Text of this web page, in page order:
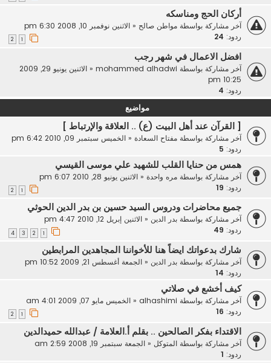
أركان الحج ومناسكه
آخر مشاركة بواسطة مواطن صالح« الاثنين نوفمبر 10, 2008 6:30 pm
ردود: 24
افضل الاعمال في شهر رجب
آخر مشاركة بواسطة mohammed alhadwi
«
الاثنين يونيو 29, 2009
10:25 pm
ردود: 4
مواضيع
[ القرآن عند أهل البيت (ع) .. العلاقة والإرتباط ]
آخر مشاركة بواسطة مفتاح السعادة« الخميس سبتمبر 09, 2010 6:42 pm
ردود: 5
همس من حنايا القلب للشهيد علي موسى القيسي
آخر مشاركة بواسطة مره واحدة« الاثنين يونيو 28, 2010 6:07 pm
ردود: 19
جميع محاضرات ودروس السيد حسين بن بدر الدين الحوثي
آخر مشاركة بواسطة بدر الدين« الاثنين إبريل 12, 2010 4:47 pm
ردود: 49
3
4
شارك بدعواتك ايضاً هنا للأخواننا المجاهدين المرابطين
آخر مشاركة بواسطة بدر الدين« الجمعة أغسطس 21, 2009 10:52 pm
ردود: 14
كيف أخشع في صلاتي
آخر مشاركة بواسطة alhashimi
« الخميس مايو 07, 2009 4:01 am
ردود: 16
الاقتداء بفكر الصالحين .. بقلم أ.العلامة / عبدالله حميدالدين
آخر مشاركة بواسطة المتوكل « الجمعة سبتمبر 19, 2008 2:59 am
ردود: